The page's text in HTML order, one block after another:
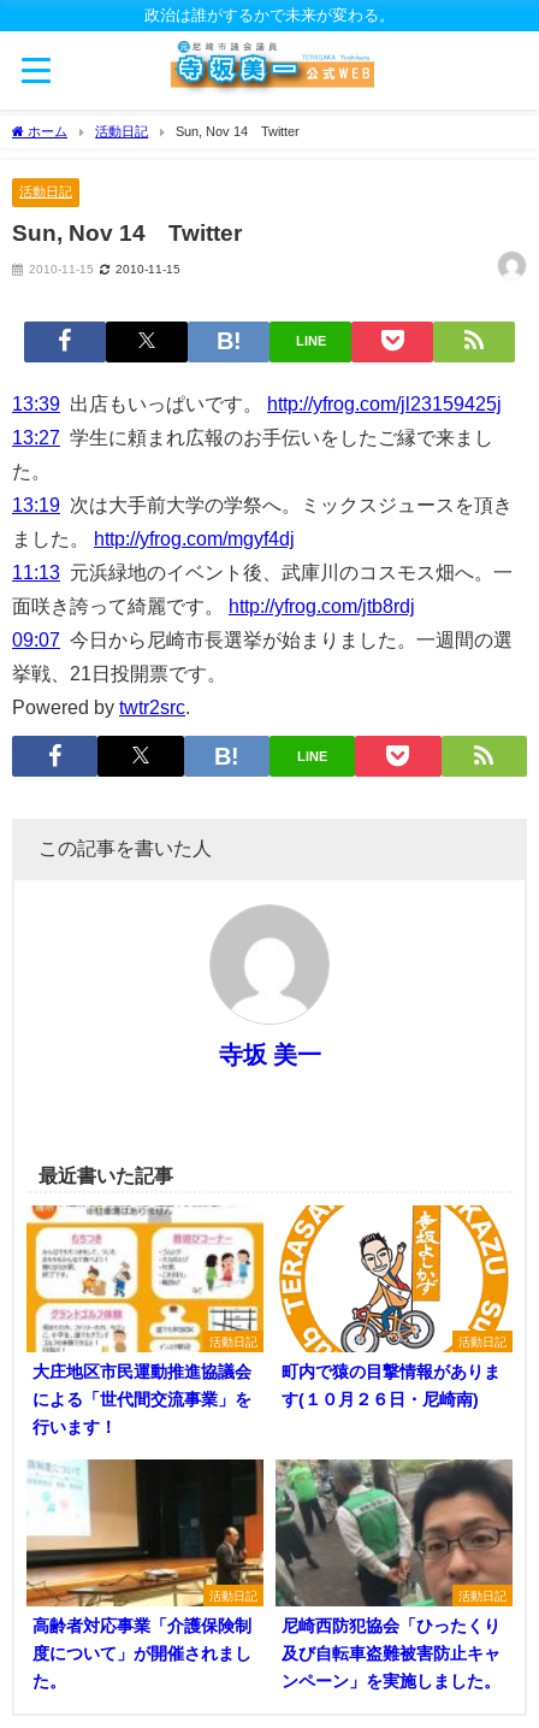
政治は誰がするかで未来が変わる。
ホーム 活動日記 Sun, Nov 14 Twitter
活動日記
Sun, Nov 14 Twitter
2010-11-15 2010-11-15
LINE
13:39 出店もいっぱいです。
http://yfrog.com/jl23159425j
13:27 学生に頼まれ広報のお手伝いをしたご縁で来まし
た。
13:19 次は大手前大学の学祭へ。ミックスジュースを頂き
ました。
http://yfrog.com/mgyf4dj
11:13 元浜緑地のイベント後、武庫川のコスモス畑へ。一
面咲き誇って綺麗です。
http://yfrog.com/jtb8rdj
09:07 今日から尼崎市長選挙が始まりました。一週間の選
挙戦、21日投開票です。
Powered by twtr2src
LINE
この記事を書いた人
寺坂 美一
最近書いた記事
活動日記
大庄地区市民運動推進協議会
による「世代間交流事業」を
行います！
活動日記
町内で猿の目撃情報がありま
す(１０月２６日・尼崎南)
活動日記
高齢者対応事業「介護保険制
度について」が開催されまし
た。
活動日記
尼崎西防犯協会「ひったくり
及び自転車盗難被害防止キャ
ンペーン」を実施しました。